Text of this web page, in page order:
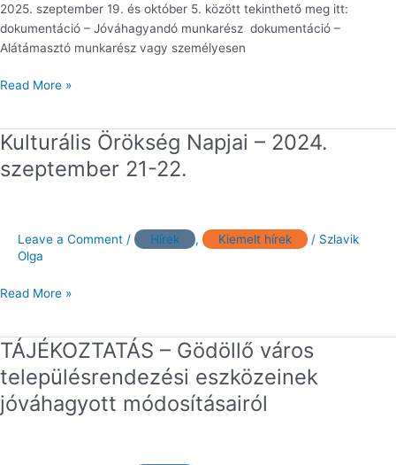
2025. szeptember 19. és október 5. között tekinthető meg itt:
dokumentáció – Jóváhagyandó munkarész dokumentáció –
Alátámasztó munkarész vagy személyesen
Read More »
Kulturális Örökség Napjai – 2024.
szeptember 21-22.
Leave a Comment / Hírek , Kiemelt hírek / Szlavik
Olga
Kulturális
Napjai
szeptember
Read More »
TÁJÉKOZTATÁS – Gödöllő város
településrendezési eszközeinek
jóváhagyott módosításairól
TÁJÉKOZTATÁS
Gödöllő
város